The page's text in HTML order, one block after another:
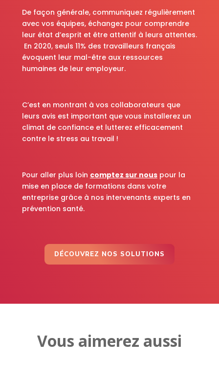
De façon générale, communiquez régulièrement
avec vos équipes, échangez pour comprendre
leur état d’esprit et être attentif à leurs attentes.
En 2020, seuls 11% des travailleurs français
évoquent leur mal-être aux ressources
humaines de leur employeur.
C’est en montrant à vos collaborateurs que
leurs avis est important que vous installerez un
climat de confiance et lutterez efficacement
contre le stress au travail !
Pour aller plus loin comptez sur nouspour la
mise en place de formations dans votre
entreprise grâce à nos intervenants experts en
prévention santé.
DÉCOUVREZ NOS SOLUTIONS
Vous aimerez aussi